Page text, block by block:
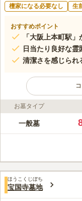
檀家になる必要なし 生
おすすめポイント
「大阪上本町駅
日当たり良好な霊
清潔さを感じられ
ライフドット編集部のコ
苑内一面に敷
地です。住宅
浄土宗ですが
とができます
れたイメージ
口コミ評価
みんなの評価
40代男性
花屋は霊園の
お墓タイプ
一般墓
ほうこくじぼち
宝国寺墓地